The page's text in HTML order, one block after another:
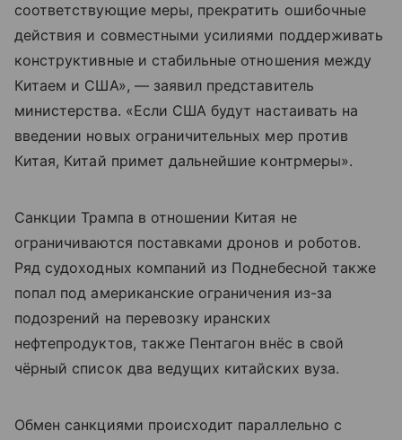
соответствующие меры, прекратить ошибочные
действия и совместными усилиями поддерживать
конструктивные и стабильные отношения между
Китаем и США», — заявил представитель
министерства. «Если США будут настаивать на
введении новых ограничительных мер против
Китая, Китай примет дальнейшие контрмеры».
Санкции Трампа в отношении Китая не
ограничиваются поставками дронов и роботов.
Ряд судоходных компаний из Поднебесной также
попал под американские ограничения из-за
подозрений на перевозку иранских
нефтепродуктов, также Пентагон внёс в свой
чёрный список два ведущих китайских вуза.
Обмен санкциями происходит параллельно с